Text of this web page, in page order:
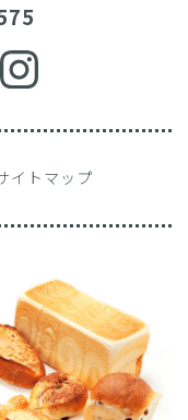
イトマップ